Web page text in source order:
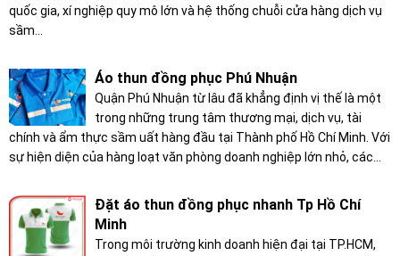
quốc gia, xí nghiệp quy mô lớn và hệ thống chuỗi cửa hàng dịch vụ
sầm...
Áo thun đồng phục Phú Nhuận
Quận Phú Nhuận từ lâu đã khẳng định vị thế là một
trong những trung tâm thương mại, dịch vụ, tài
chính và ẩm thực sầm uất hàng đầu tại Thành phố Hồ Chí Minh. Với
sự hiện diện của hàng loạt văn phòng doanh nghiệp lớn nhỏ, các...
Đặt áo thun đồng phục nhanh Tp Hồ Chí
Minh
Trong môi trường kinh doanh hiện đại tại TP.HCM,